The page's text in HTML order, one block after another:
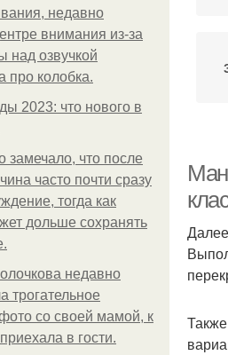
недавно
внимания из-за
над озвучкой
про колобка.
2023: что нового в
замечало, что после
часто почти сразу
тогда как
дольше сохранять
недавно
трогательное
со своей мамой, к
в гости.